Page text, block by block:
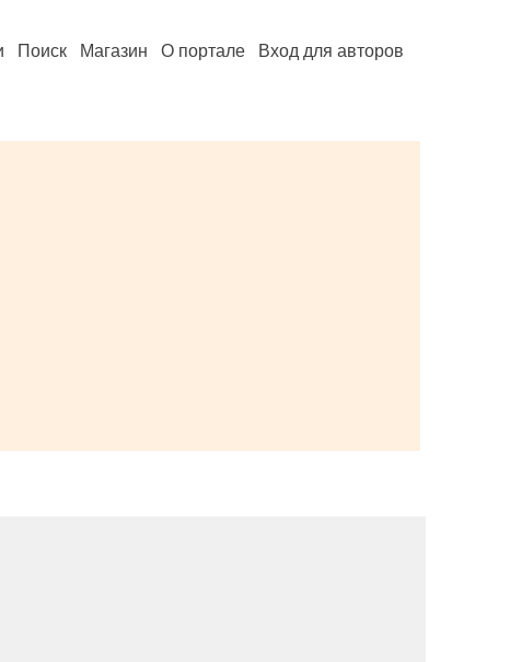
Поиск Магазин О портале Вход для авторов